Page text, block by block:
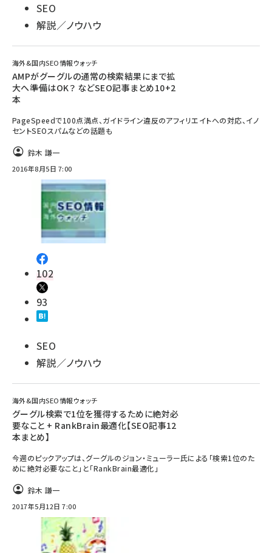
SEO
解説／ノウハウ
海外&国内SEO情報ウォッチ
AMPがグーグルの通常の検索結果にまで拡
大へ――準備はOK？ などSEO記事まとめ10+2
本
PageSpeedで100点満点、ガイドライン違反のアフィリエイトへの対応、イノ
セントSEOスパムなどの話題も
鈴木 謙一
2016年8月5日 7:00
102
93
SEO
解説／ノウハウ
海外&国内SEO情報ウォッチ
グーグル検索で1位を獲得するために絶対必
要なこと + RankBrain最適化【SEO記事12
本まとめ】
今週のピックアップは、グーグルのジョン・ミューラー氏による「検索1位のた
めに絶対必要なこと」と「RankBrain最適化」
鈴木 謙一
2017年5月12日 7:00